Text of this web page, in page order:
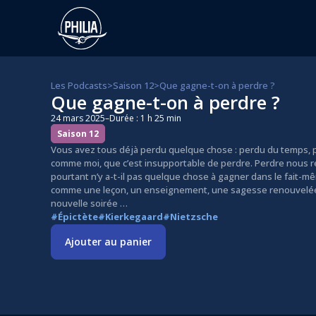
Les Podcasts>Saison 12>Que gagne-t-on à perdre ?
Que gagne-t-on à perdre ?
24 mars 2025–Durée : 1 h 25 min
Saison 12
Vous avez tous déjà perdu quelque chose : perdu du
comme moi, que c’est insupportable de perdre. Perdre
pourtant n’y a-t-il pas quelque chose à gagner dans le fait-
comme une leçon, un enseignement, une sagesse
nouvelle soirée …
#Épictète#Kierkegaard#Nietzsche
Ajouter au panier